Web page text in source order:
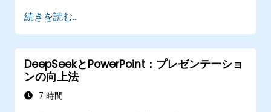
作業プロセスを自動化する
AI活用型分析によって意思決定を高度化させ
る
続きを読む...
DeepSeekとPowerPoint：プレゼンテーショ
ンの向上法
7 時間